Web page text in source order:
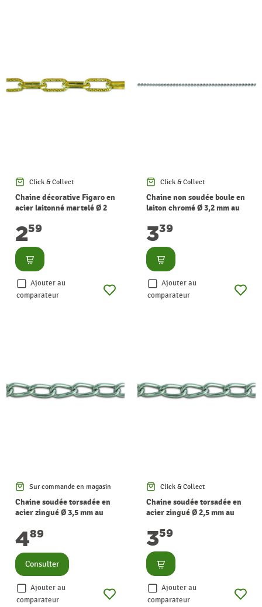
Click & Collect
Chaine décorative Figaro en
acier laitonné martelé Ø 2
259
Consulter
Ajouter au
comparateur
Click & Collect
Chaine non soudée boule en
laiton chromé Ø 3,2 mm au
339
Consulter
Ajouter au
comparateur
Sur commande en magasin
Chaine soudée torsadée en
acier zingué Ø 3,5 mm au
489
Consulter
Ajouter au
comparateur
Click & Collect
Chaine soudée torsadée en
acier zingué Ø 2,5 mm au
359
Consulter
Ajouter au
comparateur